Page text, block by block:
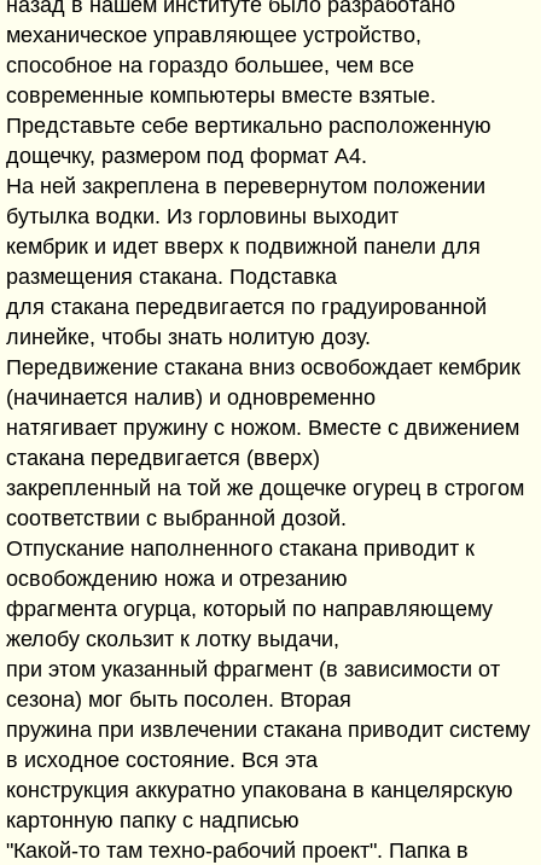
назад в нашем институте было разработано
механическое управляющее устройство,
способное на гораздо большее, чем все
современные компьютеры вместе взятые.
Представьте себе вертикально расположенную
дощечку, размером под формат А4.
На ней закреплена в перевернутом положении
бутылка водки. Из горловины выходит
кембрик и идет вверх к подвижной панели для
размещения стакана. Подставка
для стакана передвигается по градуированной
линейке, чтобы знать нолитую дозу.
Передвижение стакана вниз освобождает кембрик
(начинается налив) и одновременно
натягивает пружину с ножом. Вместе с движением
стакана передвигается (вверх)
закрепленный на той же дощечке огурец в строгом
соответствии с выбранной дозой.
Отпускание наполненного стакана приводит к
освобождению ножа и отрезанию
фрагмента огурца, который по направляющему
желобу скользит к лотку выдачи,
при этом указанный фрагмент (в зависимости от
сезона) мог быть посолен. Вторая
пружина при извлечении стакана приводит систему
в исходное состояние. Вся эта
конструкция аккуратно упакована в канцелярскую
картонную папку с надписью
"Какой-то там техно-рабочий проект". Папка в